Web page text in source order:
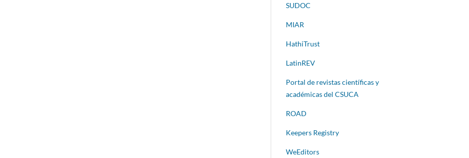
SUDOC
MIAR
HathiTrust
LatinREV
Portal de revistas científicas y
académicas del CSUCA
ROAD
Keepers Registry
WeEditors